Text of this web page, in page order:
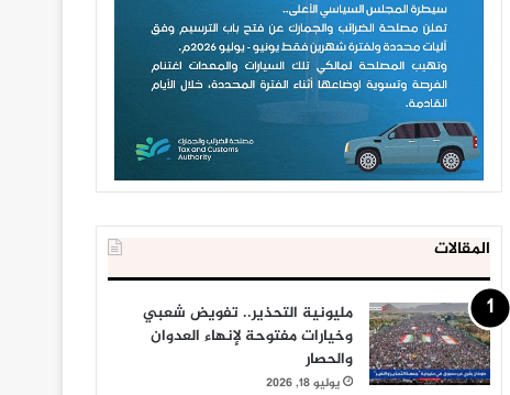
المقالات
مليونية التحذير.. تفويض شعبي
وخيارات مفتوحة لإنهاء العدوان
والحصار
يوليو 18, 2026